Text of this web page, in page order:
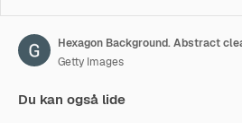
Getty Images
Du kan også lide